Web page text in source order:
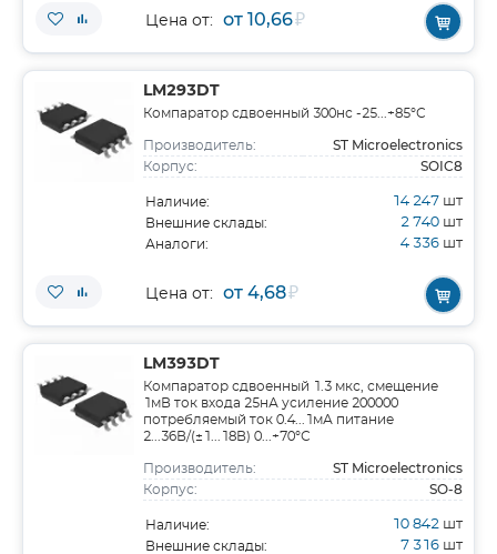
Цена от: от 10,66₽
LM293DT
Компаратор сдвоенный 300нс -25...+85°С
Производитель: ST Microelectronics
Корпус: SOIC8
Наличие: 14 247 шт
Внешние склады: 2 740 шт
Аналоги: 4 336 шт
Цена от: от 4,68₽
LM393DT
Компаратор сдвоенный 1.3 мкс, смещение
1мВ ток входа 25нА усиление 200000
потребляемый ток 0.4...1мА питание
2...36В/(±1...18В) 0...+70°С
Производитель: ST Microelectronics
Корпус: SO-8
Наличие: 10 842 шт
Внешние склады: 7 316 шт